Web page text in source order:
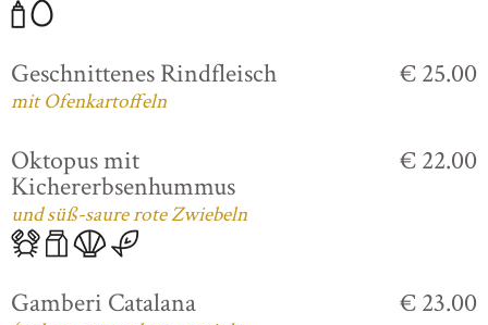
Geschnittenes Rindfleisch
mit Ofenkartoffeln
€ 25.00
Oktopus mit
Kichererbsenhummus
und süß-saure rote Zwiebeln
€ 22.00
Gamberi Catalana € 23.00